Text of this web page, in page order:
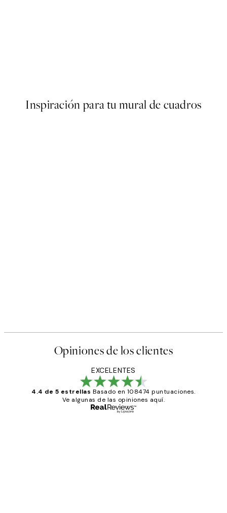
Inspiración para tu mural de cuadros
Opiniones de los clientes
EXCELENTES
4.4 de 5 estrellas Basado en 108474 puntuaciones.
Ve algunas de las opiniones aquí.